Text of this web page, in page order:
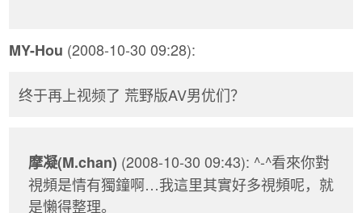
MY-Hou (2008-10-30 09:28):
终于再上视频了 荒野版AV男优们？
摩凝(M.chan) (2008-10-30 09:43): ^-^看來你對
視頻是情有獨鐘啊…我這里其實好多視頻呢，就
是懶得整理。